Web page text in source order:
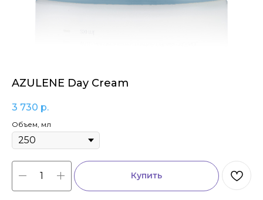
AZULENE Day Cream
3 730 р.
Объем, мл
Купить